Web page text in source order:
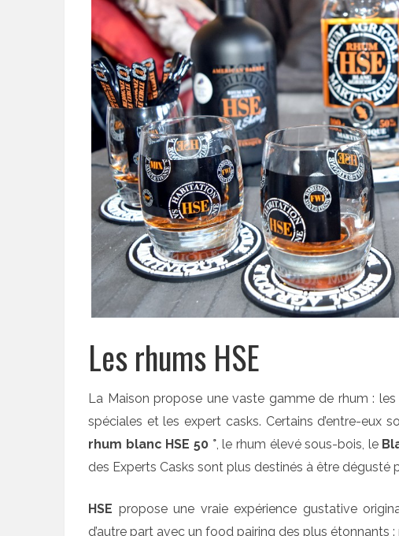
Les rhums HSE
La Maison propose une vaste gamme de rhum :
spéciales et les expert casks. Certains d’entre-eux
rhum blanc HSE 50 °, le rhum élevé sous-bois, le
des Experts Casks sont plus destinés à être dégusté
HSE propose une vraie expérience gustative
d’autre part avec un food pairing des plus étonnants